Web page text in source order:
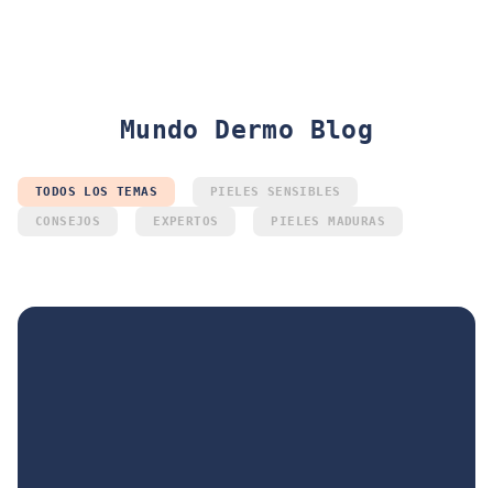
Mundo Dermo Blog
TODOS LOS TEMAS PIELES SENSIBLES
CONSEJOS EXPERTOS PIELES MADURAS